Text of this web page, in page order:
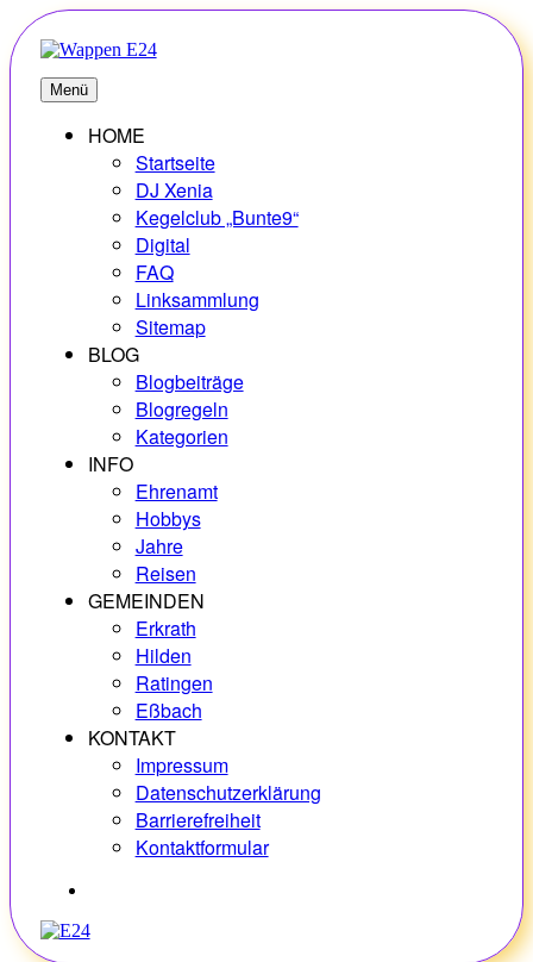
Zum
Inhalt
springen
E24
Erlebnisse – Hobbys – Vielfalt
Menü
HOME
Startseite
DJ Xenia
Kegelclub „Bunte9“
Digital
FAQ
Linksammlung
Sitemap
BLOG
Blogbeiträge
Blogregeln
Kategorien
INFO
Ehrenamt
Hobbys
Jahre
Reisen
GEMEINDEN
Erkrath
Hilden
Ratingen
Eßbach
KONTAKT
Impressum
Datenschutzerklärung
Barrierefreiheit
Kontaktformular